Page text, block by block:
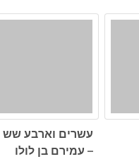
עשרים וארבע שש
– עמירם בן לולו